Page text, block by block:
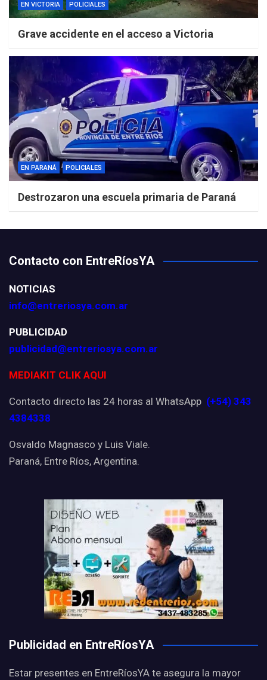
EN VICTORIA POLICIALES
Grave accidente en el acceso a Victoria
EN PARANÁ POLICIALES
Destrozaron una escuela primaria de Paraná
Contacto con EntreRíosYA
NOTICIAS
info@entreriosya.com.ar
PUBLICIDAD
publicidad@entreriosya.com.ar
MEDIAKIT CLIK AQUI
Contacto directo las 24 horas al WhatsApp (+54) 343
4384338
Osvaldo Magnasco y Luis Viale.
Paraná, Entre Ríos, Argentina.
Publicidad en EntreRíosYA
Estar presentes en EntreRíosYA te asegura la mayor